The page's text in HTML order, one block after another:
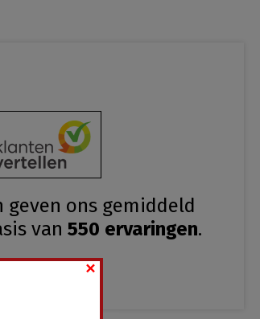
geven ons gemiddeld
van 550 ervaringen.
×